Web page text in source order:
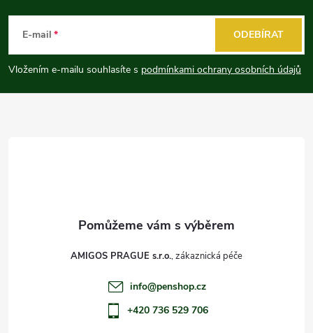
p
a
E-mail
Vložením e-mailu souhlasíte s podmínkami ochrany osobních údajů
ODEBÍRAT
AMIGOS PRAGUE s.r.o.
info@penshop.cz
+420 736 529 706